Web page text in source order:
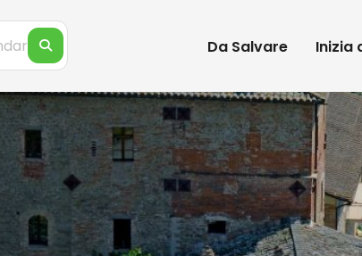
Da Salvare Inizia